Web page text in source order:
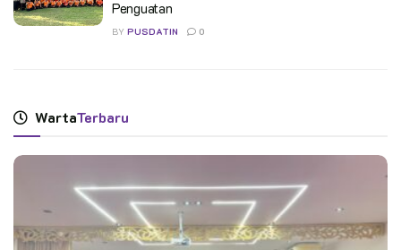
Penguatan
BY PUSDATIN 0
WartaTerbaru